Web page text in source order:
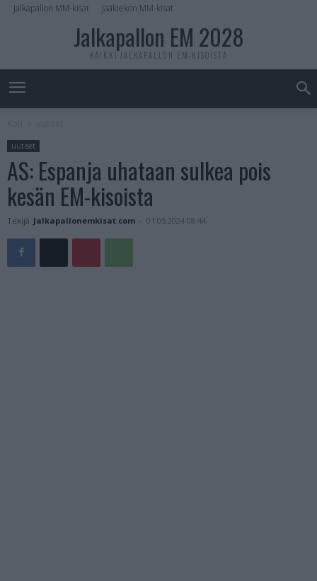
Jalkapallon MM-kisat Jääkiekon MM-kisat
Jalkapallon EM 2028
KAIKKI JALKAPALLON EM-KISOISTA
uutiset
AS: Espanja uhataan sulkea pois
kesän EM-kisoista
Tekijä Jalkapallonemkisat.com - 01.05.2024 08:44